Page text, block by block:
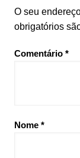
O seu
obrigatórios
Comentário *
Nome *